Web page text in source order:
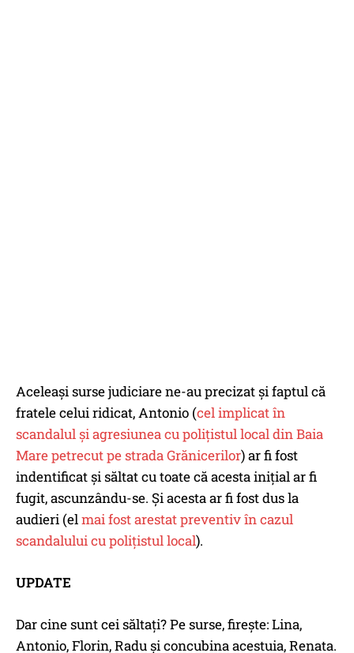
Aceleași surse judiciare ne-au precizat și faptul că
fratele celui ridicat, Antonio (cel implicat în
scandalul și agresiunea cu polițistul local din Baia
Mare petrecut pe strada Grănicerilor) ar fi fost
indentificat și săltat cu toate că acesta inițial ar fi
fugit, ascunzându-se. Și acesta ar fi fost dus la
audieri (elmai fost arestat preventiv în cazul
scandalului cu polițistul local).
UPDATE
Dar cine sunt cei săltați? Pe surse, firește: Lina,
Antonio, Florin, Radu și concubina acestuia, Renata.